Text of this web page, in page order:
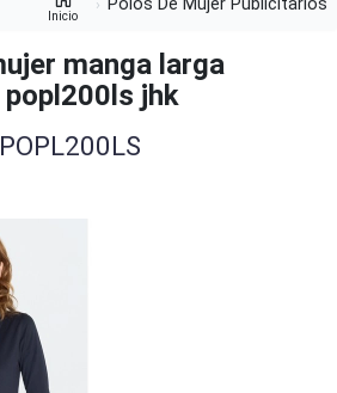
Inicio
Polos De Mujer Publicitarios
manga larga
jhk
POPL200LS